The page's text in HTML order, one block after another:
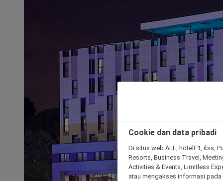
Cookie dan data pribadi
Di situs web ALL, hotelF1, ibis,
Resorts, Business Travel,
Activities & Events, Limitless
atau mengakses informasi